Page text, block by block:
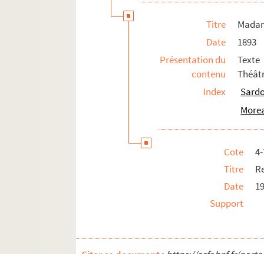
La Marjolaine : pièce en 5 actes. 1907
Le marquis de Priola. 1902
Ma soeur et moi : comédie en 3 actes.
Ma soeur Yvonne : pièce en 3 actes.
Match de boxe. 1912
Max et Charlie : comédie. 1998
La mégère apprivoisée : comédie en
La menace : pièce en 4 actes. 1925
Ménages parisiens : comédie en 3
Merle blanc : comédie en 3 actes.
Titre
Date
1893
Présentation du
contenu
Index
Cote
Titre
Date
Support